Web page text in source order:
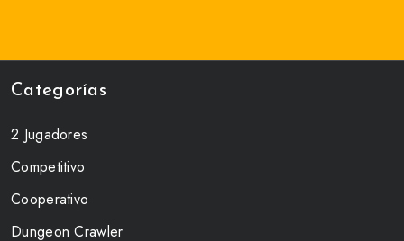
Categorías
2 Jugadores
Competitivo
Cooperativo
Dungeon Crawler